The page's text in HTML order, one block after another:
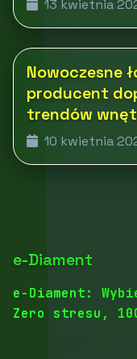
13 kwietnia
Nowoczesne
producent
trendów
10 kwietnia
e-Diament
e-Diament:
Zero stresu,